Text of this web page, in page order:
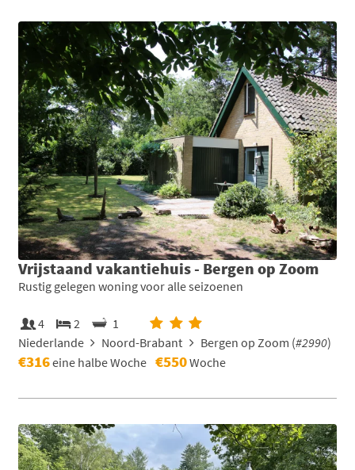
Vrijstaand vakantiehuis - Bergen op Zoom
Rustig gelegen woning voor alle seizoenen
4 2
1
Niederlande
Noord-Brabant Bergen op Zoom (#2990)
€316eine halbe Woche €550Woche